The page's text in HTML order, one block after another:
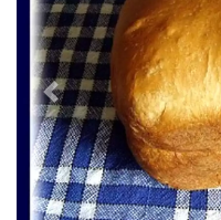
Précédent